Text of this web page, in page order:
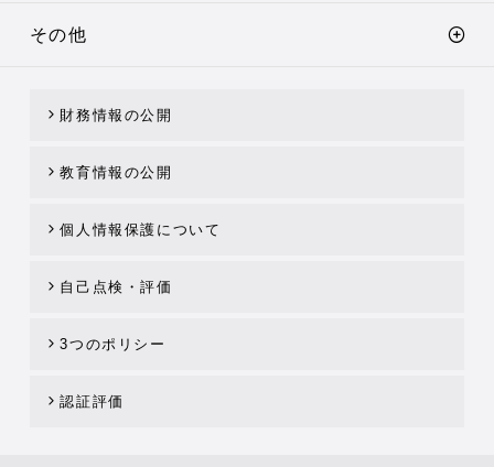
その他
財務情報の公開
教育情報の公開
個人情報保護について
自己点検・評価
3つのポリシー
認証評価